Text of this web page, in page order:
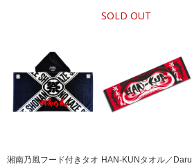
SOLD OUT
湘南乃風フード付きタオ HAN-KUNタオル／Daru